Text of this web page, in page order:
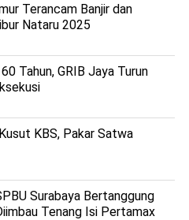
Terancam Banjir dan
Nataru 2025
Tahun, GRIB Jaya Turun
KBS, Pakar Satwa
Surabaya Bertanggung
Tenang Isi Pertamax